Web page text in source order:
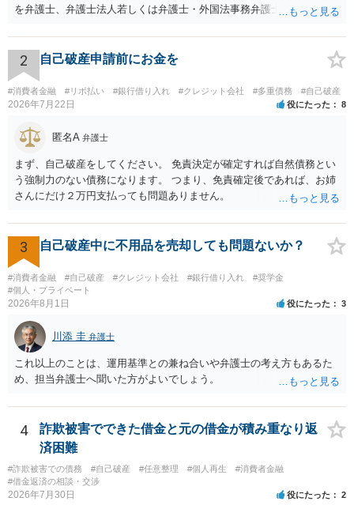
を弁護士、弁護士法人若しくは弁護士・外国法事務弁護士共同法人若
等」という。）に委託し、又はその処理のため必要な裁判所における
民事事件に関する手続をとり、弁護士等又は裁判所から書面によりそ
の旨の通知があつた場合において、正当な理由がないのに、債務者等
に対し、電話をかけ、電報を送達し、若しくはファクシミリ装置を用
いて送信し、又は訪問する方法により、当該債務を弁済することを要
かわらず、更にこれらの方法で当該債務を弁済することを要求するこ
処分申請、不退去罪が成立すれば警察に通報などの対応が考えられま
す。ご参考にしてください。
2 自己破産申請前にお金を
#消費者金融 #リボ払い #銀行借り入れ #クレジット会社 #多重債務 #自己破産
2026年7月22日 役にたった 8
匿名A 弁護士
まず、自己破産をしてください。 免責決定が確定すれば自然債務とい
う強制力のない債務になります。 つまり、免責確定後であれば、お姉
さんにだけ２万円支払っても問題ありません。
3 自己破産中に不用品を売却しても問題ないか？
#消費者金融 #自己破産 #クレジット会社 #銀行借り入れ
#奨学金
#個人・プライベート
2026年8月1日 役にたった 3
川添 圭 弁護士
これ以上のことは、運用基準との兼ね合いや弁護士の考え方もあるた
め、担当弁護士へ聞いた方がよいでしょう。
4
詐欺被害でできた借金と元の借金が積み重なり返
済困難
#詐欺被害での債務 #自己破産 #任意整理 #個人再生
#消費者金融
#借金返済の相談・交渉
2026年7月30日 役にたった 2